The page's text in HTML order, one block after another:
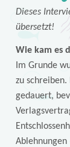
Dieses
übersetzt!
Wie kam es
Im Grunde
zu
gedauert,